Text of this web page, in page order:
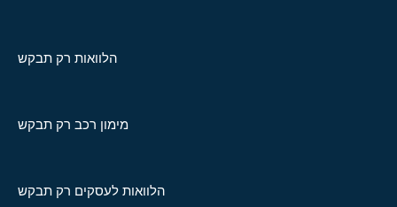
הלוואות רק תבקש
מימון רכב רק תבקש
הלוואות לעסקים רק תבקש